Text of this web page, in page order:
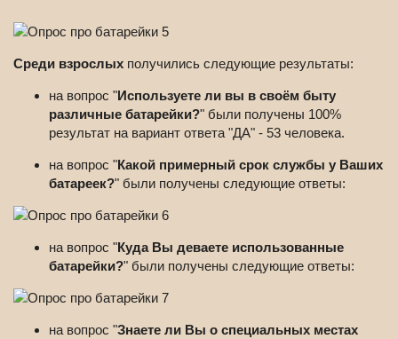
Среди взрослых получились следующие результаты:
на вопрос "Используете ли вы в своём быту
различные батарейки?" были получены 100%
результат на вариант ответа "ДА" - 53 человека.
на вопрос "Какой примерный срок службы у Ваших
батареек?" были получены следующие ответы:
на вопрос "Куда Вы деваете использованные
батарейки?" были получены следующие ответы:
на вопрос "Знаете ли Вы о специальных местах